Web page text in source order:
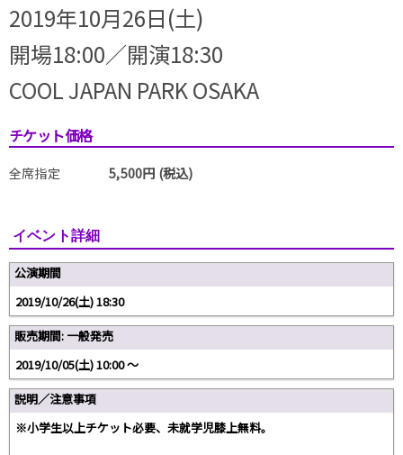
2019年10月26日(土)
開場18:00／開演18:30
COOL JAPAN PARK OSAKA
チケット価格
全席指定 5,500円 (税込)
イベント詳細
公演期間
2019/10/26(土) 18:30
販売期間: 一般発売
2019/10/05(土) 10:00 〜
説明／注意事項
※小学生以上チケット必要、未就学児膝上無料。